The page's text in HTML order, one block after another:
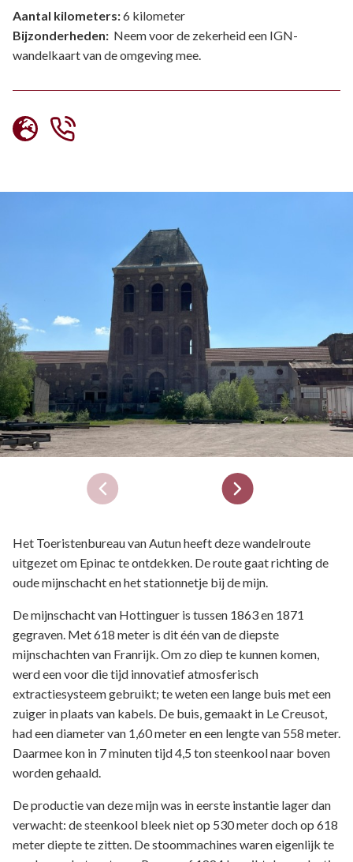
Aantal kilometers:6 kilometer
Bijzonderheden: Neem voor de zekerheid een IGN-
wandelkaart van de omgeving mee.
Het Toeristenbureau van Autun heeft deze wandelroute
uitgezet om Epinac te ontdekken. De route gaat richting de
oude mijnschacht en het stationnetje bij de mijn.
De mijnschacht van Hottinguer is tussen 1863 en 1871
gegraven. Met 618 meter is dit één van de diepste
mijnschachten van Franrijk. Om zo diep te kunnen komen,
werd een voor die tijd innovatief atmosferisch
extractiesysteem gebruikt; te weten een lange buis met een
zuiger in plaats van kabels. De buis, gemaakt in Le Creusot,
had een diameter van 1,60 meter en een lengte van 558 meter.
Daarmee kon in 7 minuten tijd 4,5 ton steenkool naar boven
worden gehaald.
De productie van deze mijn was in eerste instantie lager dan
verwacht: de steenkool bleek niet op 530 meter doch op 618
meter diepte te zitten. De stoommachines waren eigenlijk te